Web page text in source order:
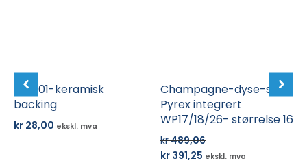
CBM01-keramisk
backing
kr 28,00 ekskl. mva
Champagne-dyse-sett
Pyrex integrert
WP17/18/26- størrelse 16
kr489,06
Opprinnelig
kr 391,25 Nåværende
ekskl. mva
produktsiden